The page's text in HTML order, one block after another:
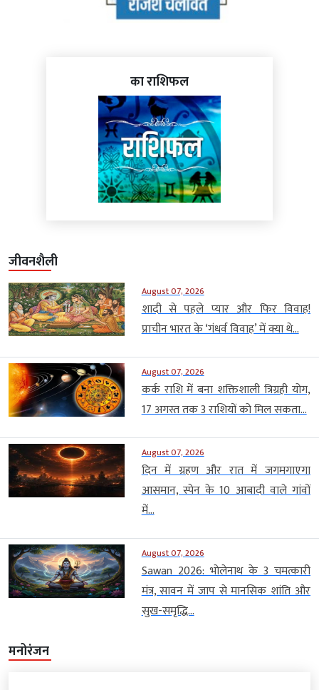
का राशिफल
जीवनशैली
August 07, 2026
शादी से पहले प्यार और फिर विवाह!
प्राचीन भारत के ‘गंधर्व विवाह’ में क्या थे...
August 07, 2026
कर्क राशि में बना शक्तिशाली त्रिग्रही योग,
17 अगस्त तक 3 राशियों को मिल सकता...
August 07, 2026
दिन में ग्रहण और रात में जगमगाएगा
आसमान, स्पेन के 10 आबादी वाले गांवों
में...
August 07, 2026
Sawan 2026: भोलेनाथ के 3 चमत्कारी
मंत्र, सावन में जाप से मानसिक शांति और
सुख-समृद्धि...
मनोरंजन